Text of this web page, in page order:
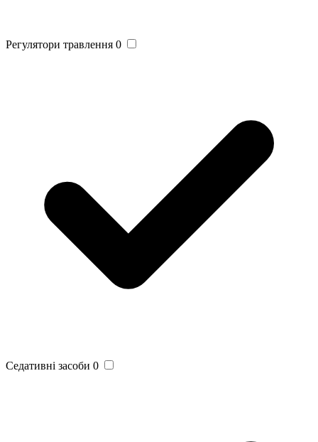
Регулятори травлення 0
Седативні засоби 0